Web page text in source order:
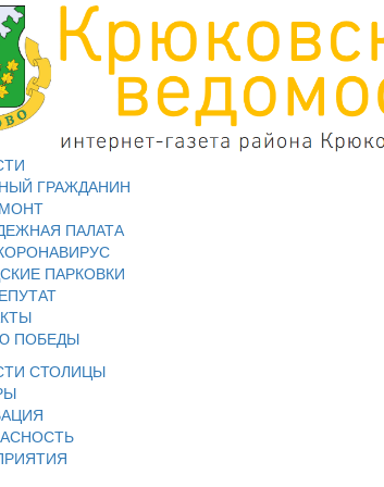
ГРАЖДАНИН
ПАЛАТА
ПАРКОВКИ
ПОБЕДЫ
СТОЛИЦЫ